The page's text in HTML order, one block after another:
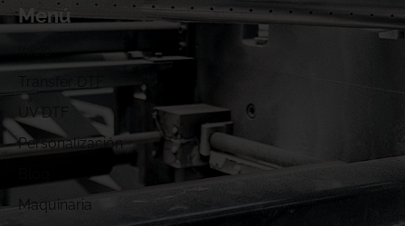
Menú
UV DTF
Personalización
Maquinaria